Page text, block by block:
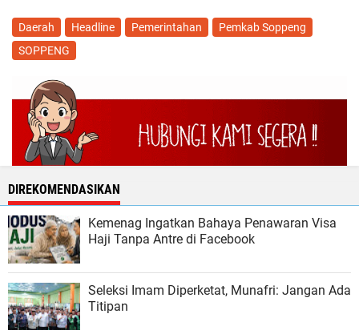
Daerah Headline Pemerintahan
Pemkab Soppeng
SOPPENG
DIREKOMENDASIKAN
Kemenag Ingatkan Bahaya Penawaran Visa
Haji Tanpa Antre di Facebook
Seleksi Imam Diperketat, Munafri: Jangan Ada
Titipan